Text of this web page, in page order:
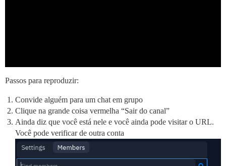
Passos para reproduzir:
Convide alguém para um chat em grupo
Clique na grande coisa vermelha “Sair do canal”
Ainda diz que você está nele e você ainda pode visitar o URL.
Você pode verificar de outra conta